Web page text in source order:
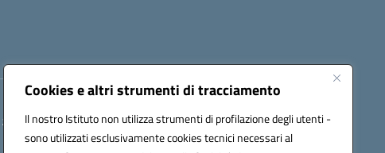
Cookies e altri strumenti di tracciamento
Il nostro Istituto non utilizza strumenti di profilazione degli utenti -
sono utilizzati esclusivamente cookies tecnici necessari al
saic8at00d@pec.istruzione.it